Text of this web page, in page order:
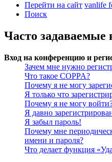
Перейти на сайт vanlife
Поиск
Часто задаваемые
Вход на конференцию и
Зачем мне нужно
Что такое COPPA?
Почему я не могу
Я только что
Почему я не могу
Я давно
Я забыл пароль!
Почему мне
имени и пароля?
Что делает функция